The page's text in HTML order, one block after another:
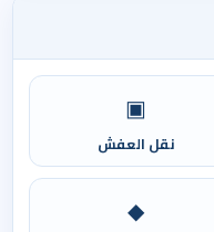
▣
نقل العفش
◆